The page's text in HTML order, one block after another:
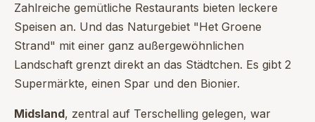
Zahlreiche gemütliche Restaurants bieten leckere
Speisen an. Und das Naturgebiet "Het Groene
Strand" mit einer ganz außergewöhnlichen
Landschaft grenzt direkt an das Städtchen. Es gibt 2
Supermärkte, einen Spar und den Bionier.
Midsland, zentral auf Terschelling gelegen, war